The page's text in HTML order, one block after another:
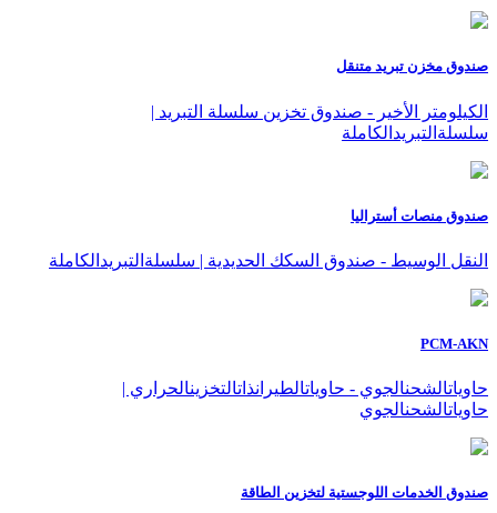
صندوق مخزن تبريد متنقل
الكيلومتر الأخير - صندوق تخزين سلسلة التبريد |
سلسلةالتبريدالكاملة
صندوق منصات أستراليا
النقل الوسيط - صندوق السكك الحديدية | سلسلةالتبريدالكاملة
PCM-AKN
حاوياتالشحنالجوي - حاوياتالطيرانذاتالتخزينالحراري |
حاوياتالشحنالجوي
صندوق الخدمات اللوجستية لتخزين الطاقة